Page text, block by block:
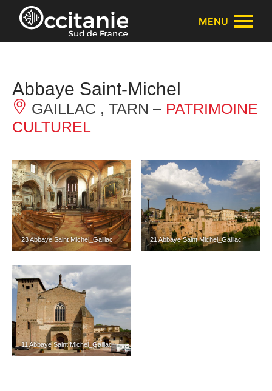
Panneau de gestion des cookies
MENU
Abbaye Saint-Michel
GAILLAC , TARN – PATRIMOINE
CULTUREL
23 Abbaye Saint Michel_Gaillac 21 Abbaye Saint Michel_Gaillac
11 Abbaye Saint Michel_Gaillac